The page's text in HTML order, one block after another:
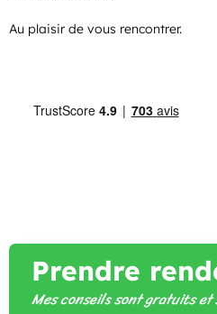
Au plaisir de vous rencontrer.
Prendre
Mes conseils sont gratuits et